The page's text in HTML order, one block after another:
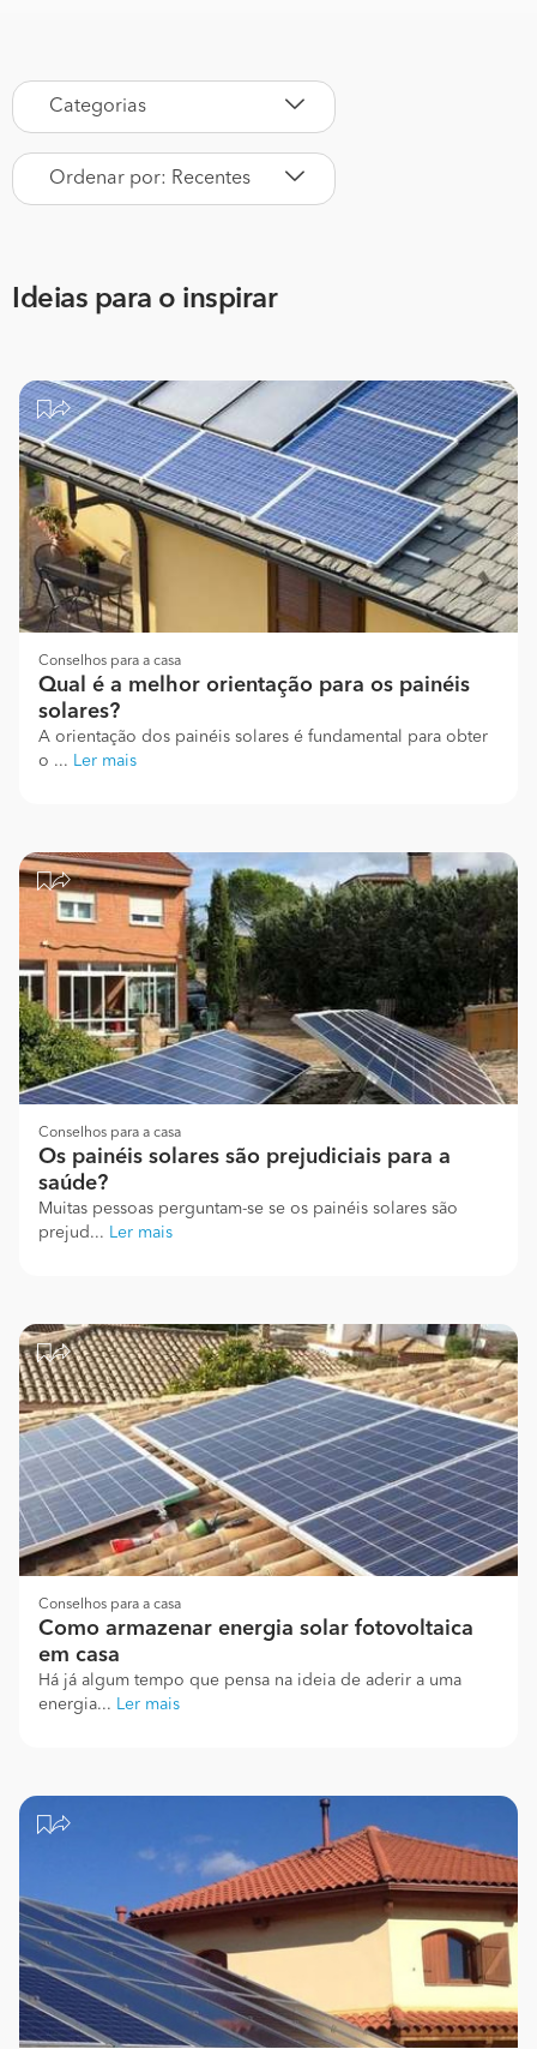
Categorias
Ordenar por: Recentes
Ideias para o inspirar
Conselhos para a casa
Qual é a melhor orientação para os painéis
solares?
A orientação dos painéis solares é fundamental para obter
o ... Ler mais
Conselhos para a casa
Os painéis solares são prejudiciais para a
saúde?
Muitas pessoas perguntam-se se os painéis solares são
prejud... Ler mais
Conselhos para a casa
Como armazenar energia solar fotovoltaica
em casa
Há já algum tempo que pensa na ideia de aderir a uma
energia... Ler mais